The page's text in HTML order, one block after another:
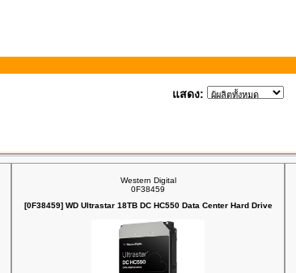
แสดง:
Western Digital
0F38459
[0F38459] WD Ultrastar 18TB DC HC550 Data Center Hard Drive